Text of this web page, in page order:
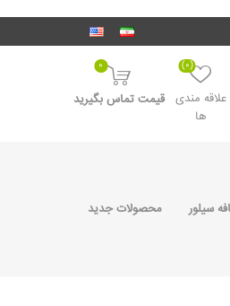
علاقه مندی
ها
(0)
0
قیمت تماس بگیرید
سیلور محصولات جدید